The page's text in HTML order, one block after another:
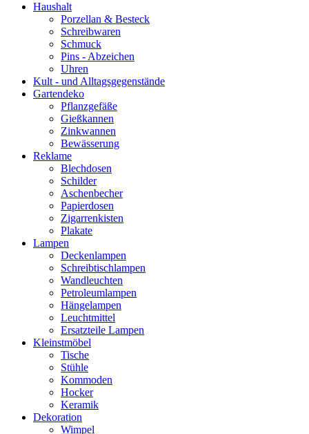
Haushalt
Porzellan & Besteck
Schreibwaren
Schmuck
Pins - Abzeichen
Uhren
Kult - und Alltagsgegenstände
Gartendeko
Pflanzgefäße
Gießkannen
Zinkwannen
Bewässerung
Reklame
Blechdosen
Schilder
Aschenbecher
Papierdosen
Zigarrenkisten
Plakate
Lampen
Deckenlampen
Schreibtischlampen
Wandleuchten
Petroleumlampen
Hängelampen
Leuchtmittel
Ersatzteile Lampen
Kleinstmöbel
Tische
Stühle
Kommoden
Hocker
Keramik
Dekoration
Wimpel